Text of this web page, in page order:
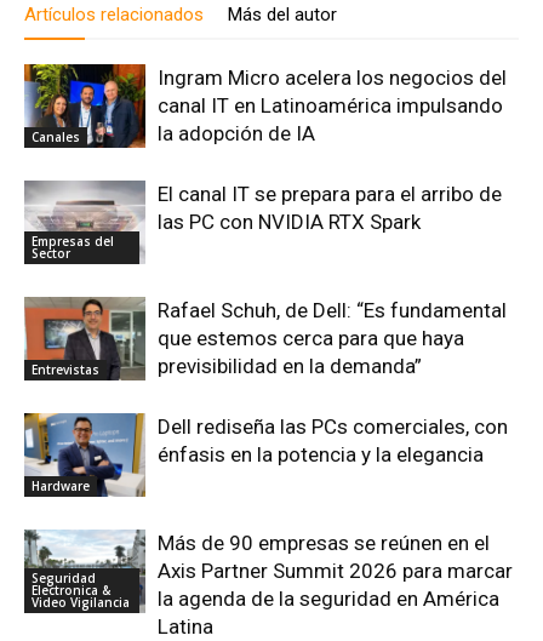
Artículos relacionados Más del autor
Canales
Ingram Micro acelera los negocios del
canal IT en Latinoamérica impulsando
la adopción de IA
Empresas del
Sector
El canal IT se prepara para el arribo de
las PC con NVIDIA RTX Spark
Entrevistas
Rafael Schuh, de Dell: “Es fundamental
que estemos cerca para que haya
previsibilidad en la demanda”
Hardware
Dell rediseña las PCs comerciales, con
énfasis en la potencia y la elegancia
Seguridad
Electronica &
Video Vigilancia
Más de 90 empresas se reúnen en el
Axis Partner Summit 2026 para marcar
la agenda de la seguridad en América
Latina